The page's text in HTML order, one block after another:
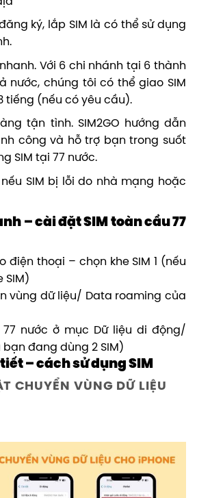
ký, lắp SIM là có thể sử dụng
Với 6 chi nhánh tại 6 thành
nước, chúng tôi có thể giao SIM
tiếng (nếu có yêu cầu).
tận tình. SIM2GO hướng dẫn
công và hỗ trợ bạn trong suốt
SIM tại 77 nước.
nếu SIM bị lỗi do nhà mạng hoặc
– cài đặt SIM toàn cầu 77
điện thoại – chọn khe SIM 1 (nếu
SIM)
vùng dữ liệu/ Data roaming của
77 nước ở mục Dữ liệu di động/
đang dùng 2 SIM)
– cách sử dụng SIM
CHUYỂN VÙNG DỮ LIỆU